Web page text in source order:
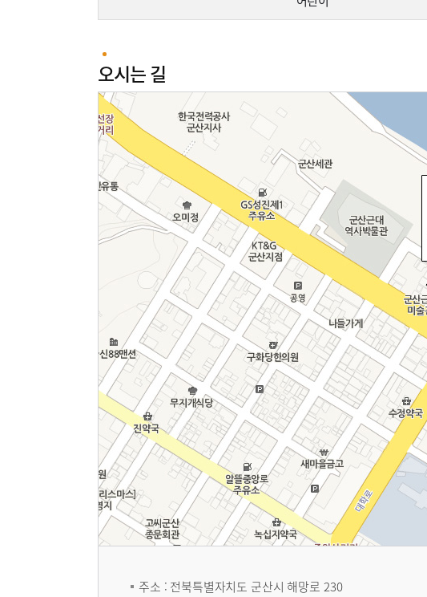
오시는 길
주소 : 전북특별자치도 군산시 해망로 230